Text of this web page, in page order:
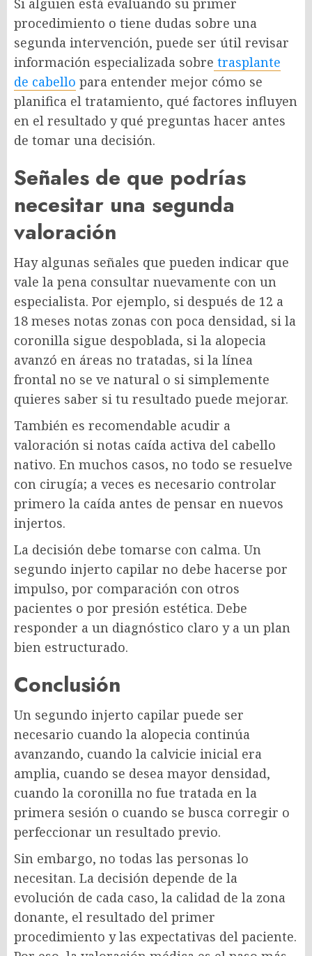
Si alguien está evaluando su primer
procedimiento o tiene dudas sobre una
segunda intervención, puede ser útil revisar
información especializada sobre trasplante
de cabello para entender mejor cómo se
planifica el tratamiento, qué factores influyen
en el resultado y qué preguntas hacer antes
de tomar una decisión.
Señales de que podrías
necesitar una segunda
valoración
Hay algunas señales que pueden indicar que
vale la pena consultar nuevamente con un
especialista. Por ejemplo, si después de 12 a
18 meses notas zonas con poca densidad, si la
coronilla sigue despoblada, si la alopecia
avanzó en áreas no tratadas, si la línea
frontal no se ve natural o si simplemente
quieres saber si tu resultado puede mejorar.
También es recomendable acudir a
valoración si notas caída activa del cabello
nativo. En muchos casos, no todo se resuelve
con cirugía; a veces es necesario controlar
primero la caída antes de pensar en nuevos
injertos.
La decisión debe tomarse con calma. Un
segundo injerto capilar no debe hacerse por
impulso, por comparación con otros
pacientes o por presión estética. Debe
responder a un diagnóstico claro y a un plan
bien estructurado.
Conclusión
Un segundo injerto capilar puede ser
necesario cuando la alopecia continúa
avanzando, cuando la calvicie inicial era
amplia, cuando se desea mayor densidad,
cuando la coronilla no fue tratada en la
primera sesión o cuando se busca corregir o
perfeccionar un resultado previo.
Sin embargo, no todas las personas lo
necesitan. La decisión depende de la
evolución de cada caso, la calidad de la zona
donante, el resultado del primer
procedimiento y las expectativas del paciente.